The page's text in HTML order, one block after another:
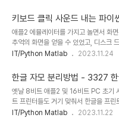
하겠고, 일단 KS 완성형으로 바꾸..
덱스 3개를 5비트 바이너리 스트링으
16비트 바이너리를 반으로 잘라서 그냥
에 다 넣어버린 후, bytes() 로 바이트 어
은 정교하게 변환은 못하는 버전이지만
뮬레이션 추억놀이용으로 쓰려고 만듬)
키보드 클릭 사운드 내는 파이
애플2 에뮬레이터를 가지고 놀면서 화
추억의 화면을 얻을 수 있었고, 디스크
는 소리는 에뮬레이터 중에서 MAME 최
키보드의 경쾌한 클릭킹 소리가 역시
https://www.youtube.com/shorts/
보드 클릭킹 소리를 내 주는 윈도우즈
런데로 맘에 드는 프로그램을 하나 찾
(좋은 프로그램을 공개해 주셔서 감사합
IT/Python Matlab 2023.11.24
한글 자모 분리방법 - 3327 한
옛날 8비트 애플2 및 16비트 PC 초기
트 프린터들도 거기 맞춰서 한글을 프린
요즘 레트로 컴퓨터 취미 생활의 한 부
IT/Python Matlab 2023.11.22